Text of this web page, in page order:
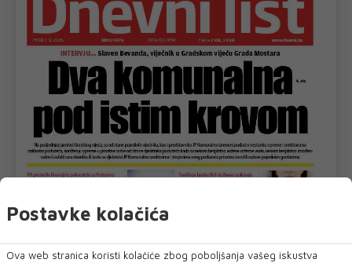
Postavke kolačića
Ova web stranica koristi kolačiće zbog poboljšanja vašeg iskustva